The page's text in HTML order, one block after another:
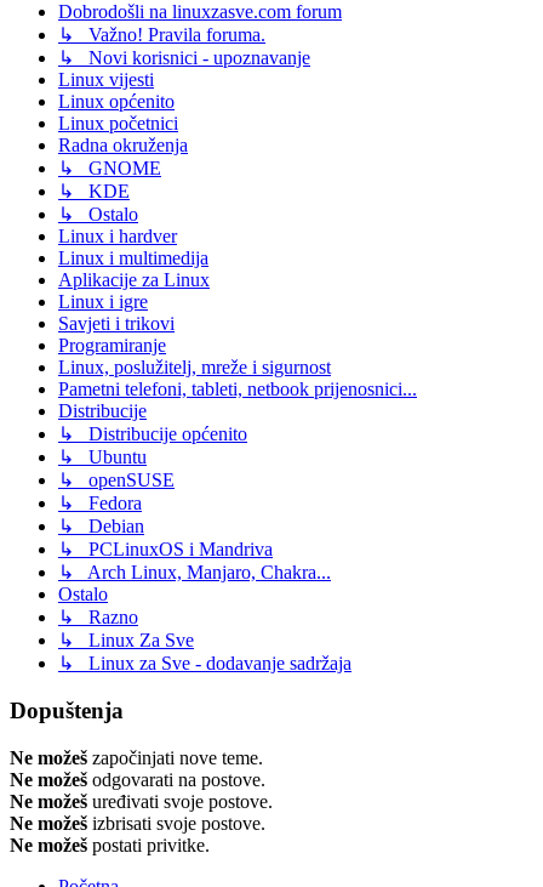
Dobrodošli na linuxzasve.com forum
↳ Važno! Pravila foruma.
↳ Novi korisnici - upoznavanje
Linux vijesti
Linux općenito
Linux početnici
Radna okruženja
↳ GNOME
↳ KDE
↳ Ostalo
Linux i hardver
Linux i multimedija
Aplikacije za Linux
Linux i igre
Savjeti i trikovi
Programiranje
Linux, poslužitelj, mreže i sigurnost
Pametni telefoni, tableti, netbook prijenosnici...
Distribucije
↳ Distribucije općenito
↳ Ubuntu
↳ openSUSE
↳ Fedora
↳ Debian
↳ PCLinuxOS i Mandriva
↳ Arch Linux, Manjaro, Chakra...
Ostalo
↳ Razno
↳ Linux Za Sve
↳ Linux za Sve - dodavanje sadržaja
Dopuštenja
Ne možeš započinjati nove teme.
Ne možeš odgovarati na postove.
Ne možeš uređivati svoje postove.
Ne možeš izbrisati svoje postove.
Ne možeš postati privitke.